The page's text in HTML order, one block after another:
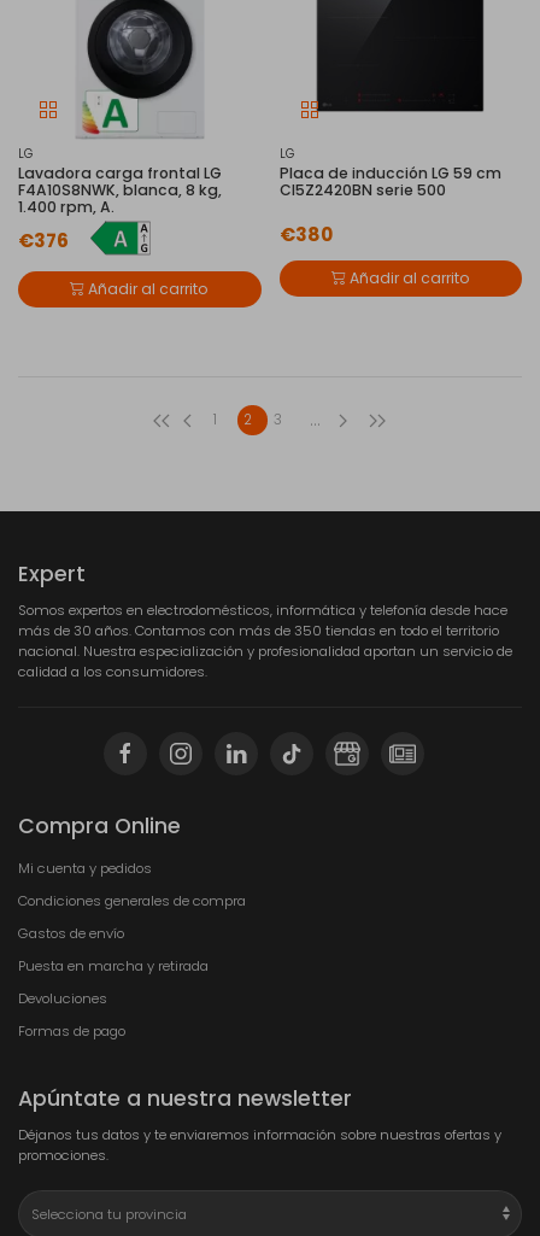
LG
Lavadora carga frontal LG
F4A10S8NWK, blanca, 8 kg,
1.400 rpm, A.
€376
Añadir al carrito
LG
Placa de inducción LG 59 cm
CI5Z2420BN serie 500
€380
Añadir al carrito
1 2 3 ...
Expert
Somos expertos en electrodomésticos, informática y telefonía desde hace
más de 30 años. Contamos con más de 350 tiendas en todo el territorio
nacional. Nuestra especialización y profesionalidad aportan un servicio de
calidad a los consumidores.
Compra Online
Mi cuenta y pedidos
Condiciones generales de compra
Gastos de envío
Puesta en marcha y retirada
Devoluciones
Formas de pago
Apúntate a nuestra newsletter
Déjanos tus datos y te enviaremos información sobre nuestras ofertas y
promociones.